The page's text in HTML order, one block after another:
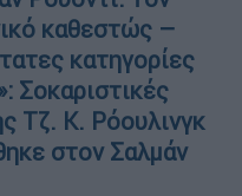
καθεστώς –
κατηγορίες
Σοκαριστικές
Tζ. Κ. Ρόουλινγκ
στον Σαλμάν